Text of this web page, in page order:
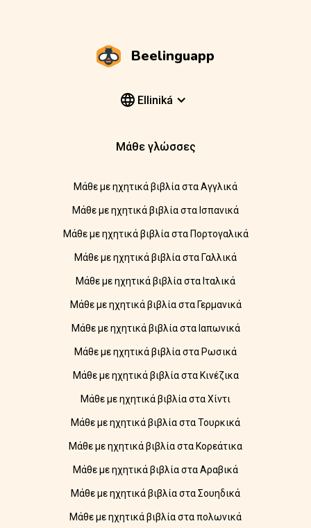
Beelinguapp
Elliniká
Μάθε γλώσσες
Μάθε με ηχητικά βιβλία στα Αγγλικά
Μάθε με ηχητικά βιβλία στα Ισπανικά
Μάθε με ηχητικά βιβλία στα Πορτογαλικά
Μάθε με ηχητικά βιβλία στα Γαλλικά
Μάθε με ηχητικά βιβλία στα Ιταλικά
Μάθε με ηχητικά βιβλία στα Γερμανικά
Μάθε με ηχητικά βιβλία στα Ιαπωνικά
Μάθε με ηχητικά βιβλία στα Ρωσικά
Μάθε με ηχητικά βιβλία στα Κινέζικα
Μάθε με ηχητικά βιβλία στα Χίντι
Μάθε με ηχητικά βιβλία στα Τουρκικά
Μάθε με ηχητικά βιβλία στα Κορεάτικα
Μάθε με ηχητικά βιβλία στα Αραβικά
Μάθε με ηχητικά βιβλία στα Σουηδικά
Μάθε με ηχητικά βιβλία στα πολωνικά